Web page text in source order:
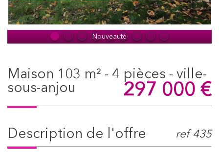
Nouveauté
maison 103 m² - 4 pièces - ville-
sous-anjou
297 000 €
description de l'offre ref 435